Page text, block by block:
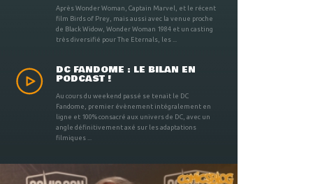
Après Wonder Woman, Captain Marvel, et le récent
film Birds of Prey, mais aussi avec la venue proche
de Black Widow, Wonder Woman 1984 et un casting
très diversifié pour The Eternals, les ...
DC FANDOME : LE BILAN EN
PODCAST !
Au cours du weekend passé se tenait le DC
Fandome, premier évènement intégralement en
ligne et 100% consacré aux univers de DC, avec un
angle définitivement axé sur les adaptations
filmiques ...